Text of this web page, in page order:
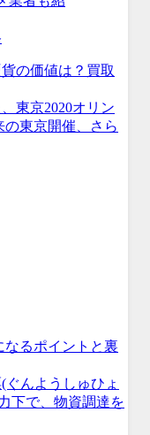
の価値は？買取
東京2020オリン
の東京開催、さら
るポイントと裏
んようしゅひょ
下で、物資調達を